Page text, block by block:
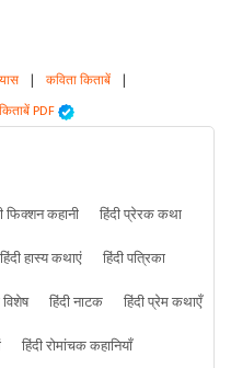
| कविता किताबें |
PDF
फिक्शन कहानी
हिंदी प्रेरक कथा
हिंदी हास्य कथाएं
हिंदी पत्रिका
विशेष हिंदी नाटक
हिंदी प्रेम कथाएँ
हिंदी रोमांचक कहानियाँ